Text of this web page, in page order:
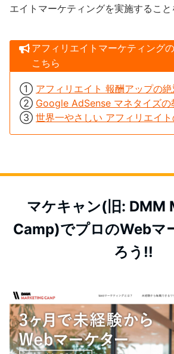
エイトマーケティングを実施すること
アフィリエイトマーケティング
こちら
① アフィリエイト 報酬アップの
② Google AdSense マネタイズの
③ 世界一やさしい アフィリエイ
マケキャン(旧: DMM
Camp)でプロのWebマ
ろう!!